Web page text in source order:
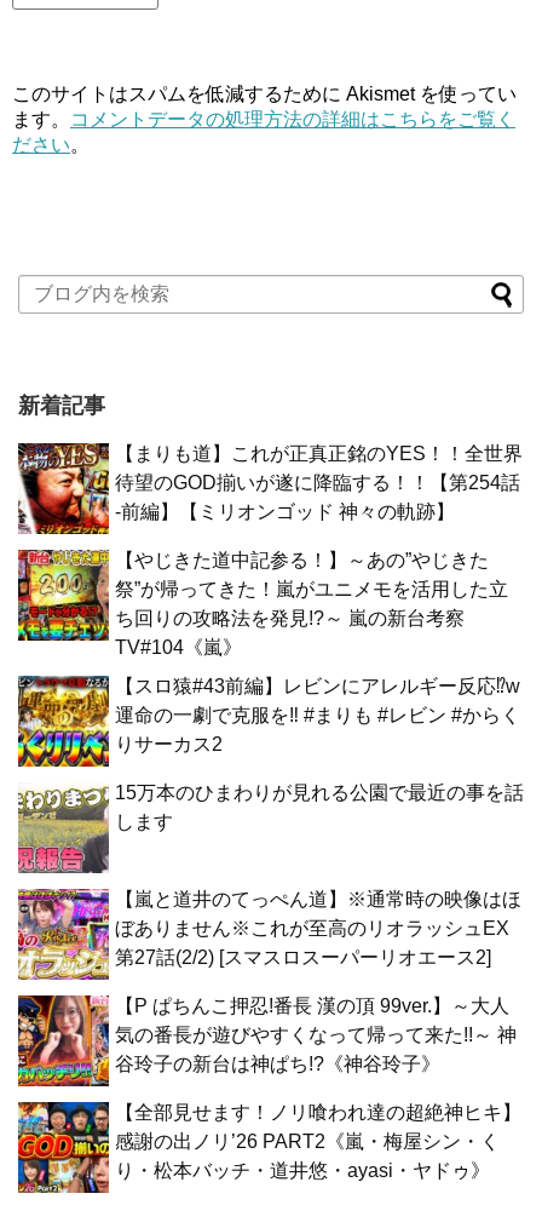
このサイトはスパムを低減するために Akismet を使ってい
ます。
コメントデータの処理方法の詳細はこちらをご覧く
ださい。
新着記事
【まりも道】これが正真正銘のYES！！全世界
待望のGOD揃いが遂に降臨する！！【第254話
-前編】【ミリオンゴッド 神々の軌跡】
【やじきた道中記参る！】～あの”やじきた
祭”が帰ってきた！嵐がユニメモを活用した立
ち回りの攻略法を発見!?～ 嵐の新台考察
TV#104《嵐》
【スロ猿#43前編】レビンにアレルギー反応⁉w
運命の一劇で克服を‼ #まりも #レビン #からく
りサーカス2
15万本のひまわりが見れる公園で最近の事を話
します
【嵐と道井のてっぺん道】※通常時の映像はほ
ぼありません※これが至高のリオラッシュEX
第27話(2/2) [スマスロスーパーリオエース2]
【P ぱちんこ押忍!番長 漢の頂 99ver.】～大人
気の番長が遊びやすくなって帰って来た!!～ 神
谷玲子の新台は神ぱち!?《神谷玲子》
【全部見せます！ノリ喰われ達の超絶神ヒキ】
感謝の出ノリ’26 PART2《嵐・梅屋シン・く
り・松本バッチ・道井悠・ayasi・ヤドゥ》